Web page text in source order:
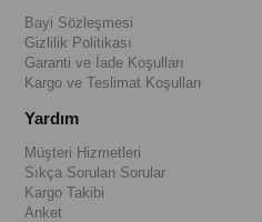
Bayi Sözleşmesi
Gizlilik Politikası
Garanti ve İade Koşulları
Kargo ve Teslimat Koşulları
Yardım
Müşteri Hizmetleri
Sıkça Sorulan Sorular
Kargo Takibi
Anket